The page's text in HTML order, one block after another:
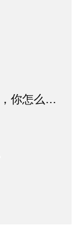
越来越多打工人专挑周三请假，你怎么看？